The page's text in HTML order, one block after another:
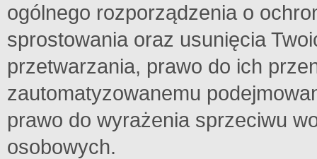
ogólnego rozporządzenia o
sprostowania oraz usunięcia
przetwarzania, prawo do ich
zautomatyzowanemu
prawo do wyrażenia sprzeciwu
osobowych.